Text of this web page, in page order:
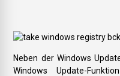
Neben der Windows
Windows Update-